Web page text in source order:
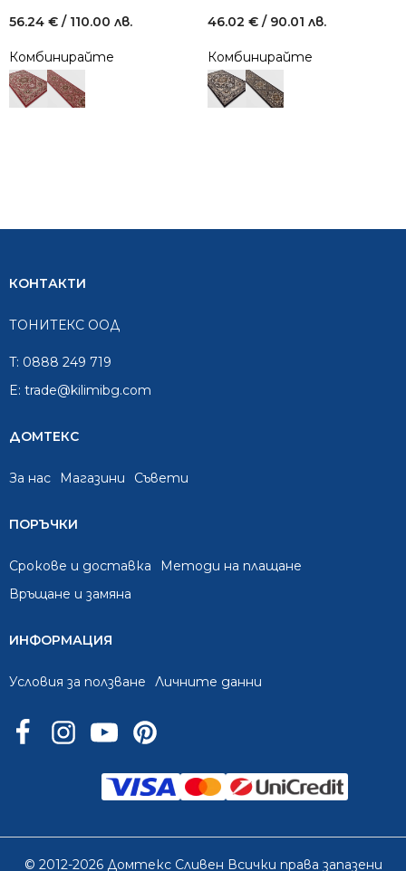
56.24 € / 110.00 лв.
Комбинирайте
46.02 € / 90.01 лв.
Комбинирайте
КОНТАКТИ
ТОНИТЕКС ООД
T: 0888 249 719
E: trade@kilimibg.com
ДОМТЕКС
За нас Mагазини Съвети
ПОРЪЧКИ
Срокове и доставка
Методи на плащане
Връщане и замяна
ИНФОРМАЦИЯ
Условия за ползване Личните данни
© 2012-2026 Домтекс Сливен Всички права запазени